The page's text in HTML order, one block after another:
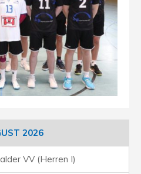
2026
VV (Herren I)